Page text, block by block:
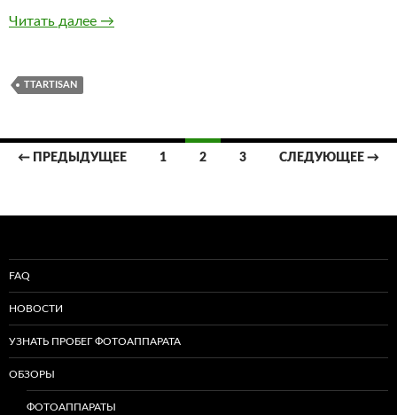
Читать далее TTartisan 27mm f/2.8 обзор с примерами
→
TTARTISAN
Навигация
записям
← ПРЕДЫДУЩЕЕ 1 2 3 СЛЕДУЮЩЕЕ →
FAQ
НОВОСТИ
УЗНАТЬ ПРОБЕГ ФОТОАППАРАТА
ОБЗОРЫ
ФОТОАППАРАТЫ